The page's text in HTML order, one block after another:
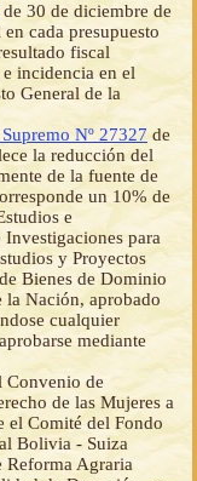
de 30 de diciembre de
cada presupuesto
fiscal
incidencia en el
General de la
Nº 27327 de
la reducción del
de la fuente de
un 10% de
e
para
y Proyectos
Bienes de Dominio
la Nación, aprobado
cualquier
mediante
Convenio de
de las Mujeres a
el Comité del Fondo
Bolivia - Suiza
Agraria